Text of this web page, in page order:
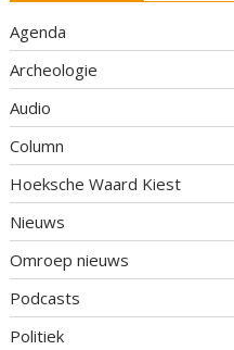
Agenda
Archeologie
Audio
Column
Hoeksche Waard Kiest
Nieuws
Omroep nieuws
Podcasts
Politiek